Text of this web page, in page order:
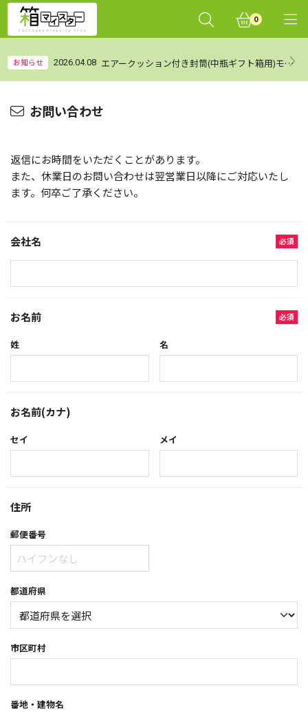
0
お知らせ 2026.04.08 エアークッション付き封筒(中瓶ギフト箱用)モニターレビュー集計結果（まとめ）
お問い合わせ
返信にお時間をいただくことがあります。
また、休業日のお問い合わせは翌営業日以降にご対応いたし
ます。何卒ご了承ください。
会社名 必須
お名前 必須
姓 名
お名前(カナ)
セイ メイ
住所
郵便番号
都道府県
市区町村
番地・建物名